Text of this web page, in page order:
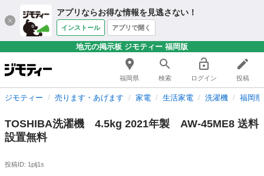
アプリならお得な情報を見逃さない！
インストール アプリで開く
地元の掲示板 ジモティー 福岡版
福岡県 検索 ログイン 投稿
ジモティー 売ります・あげます 家電 生活家電 洗濯機 福岡
TOSHIBA洗濯機 4.5kg 2021年製 AW-45ME8 送料
設置無料
投稿ID: 1plj1s